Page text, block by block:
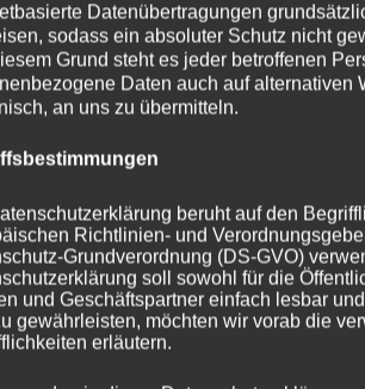
Ihr Retter
Datenübertragungen
sodass ein absoluter Schutz nicht
Grund steht es jeder betroffenen
Daten auch auf alternativen
an uns zu übermitteln.
beruht auf den
Richtlinien- und
Grundverordnung (DS-GVO)
soll sowohl für die
und Geschäftspartner einfach lesbar
gewährleisten, möchten wir vorab die
erläutern.